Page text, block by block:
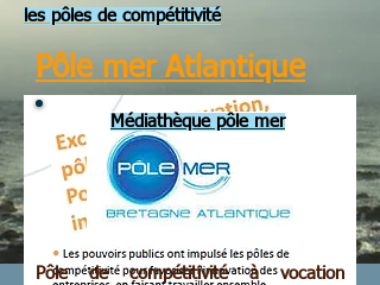
les pôles de compétitivité
Pôle mer Atlantique
Médiathèque pôle mer
Pôle de compétitivité à vocation